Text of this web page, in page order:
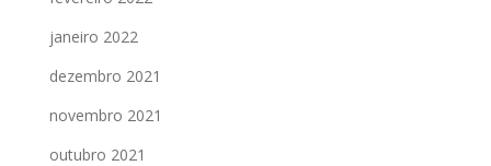
janeiro 2022
dezembro 2021
novembro 2021
outubro 2021